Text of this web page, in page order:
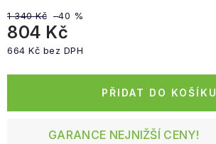
1 340 Kč –40 %
804 Kč
664 Kč bez DPH
PŘIDAT DO KOŠÍKU
GARANCE NEJNIŽŠÍ CENY!